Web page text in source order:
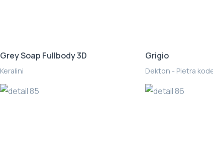
Grey Soap Fullbody 3D
Keralini
Grigio
Dekton - Pietra